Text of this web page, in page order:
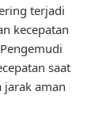
terjadi
kecepatan
saat
jarak aman